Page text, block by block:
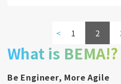
< 1 2
What is BEMA!?
Be Engineer, More Agile